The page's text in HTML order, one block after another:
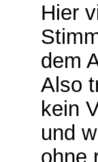
Hier
dem
Also
kein
und
ohne